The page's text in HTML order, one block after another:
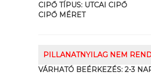
CIPŐ TÍPUS: UTCAI CIPŐ
CIPŐ MÉRET
PILLANATNYILAG NEM
VÁRHATÓ BEÉRKEZÉS: 2-3